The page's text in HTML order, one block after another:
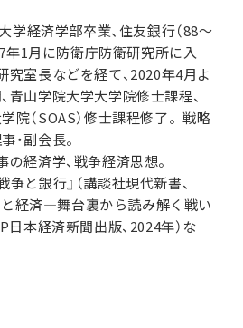
学経済学部卒業、住友銀行（88～
年1月に防衛庁防衛研究所に入
究室長などを経て、2020年4月よ
青山学院大学大学院修士課程、
院（SOAS）修士課程修了。戦略
・副会長。
の経済学、戦争経済思想。
争と銀行』（講談社現代新書、
と経済―舞台裏から読み解く戦い
日本経済新聞出版、2024年）な